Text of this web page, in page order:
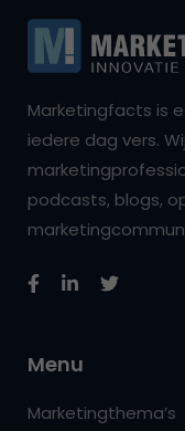
Marketingfacts is
iedere dag vers.
podcasts, blogs,
Menu
Marketingthema’s